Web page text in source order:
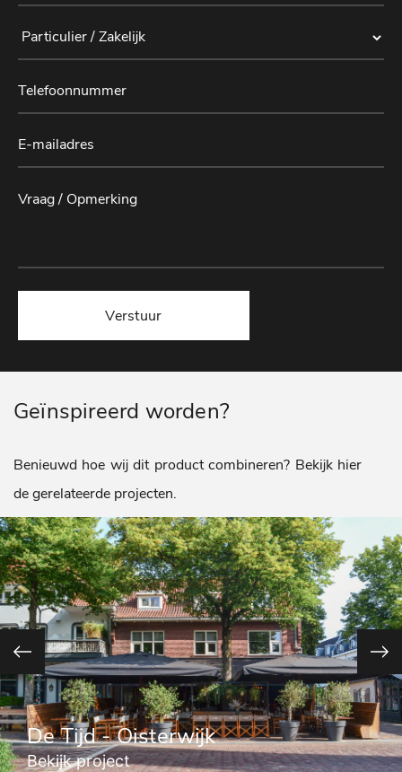
Verstuur
Geïnspireerd worden?
Benieuwd hoe wij dit product combineren? Bekijk hier
de gerelateerde projecten.
De Tijd - Oisterwijk
Bekijk project